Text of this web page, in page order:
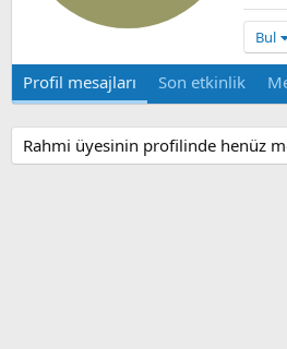
Bul
Profil mesajları Son etkinlik
Rahmi üyesinin profilinde henüz